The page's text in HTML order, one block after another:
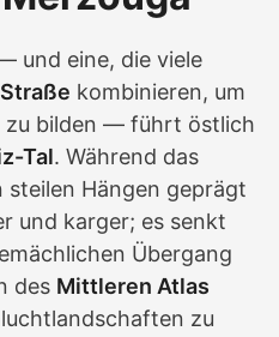
und eine, die viele
kombinieren, um
zu bilden — führt östlich
Tal. Während das
steilen Hängen geprägt
und karger; es senkt
Übergang
des Mittleren Atlas
zu